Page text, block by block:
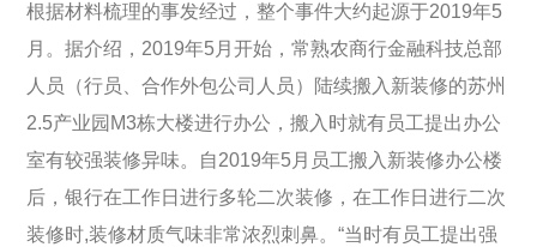
根据材料梳理的事发经过，整个事件大约起源于2019年5
月。据介绍，2019年5月开始，常熟农商行金融科技总部
人员（行员、合作外包公司人员）陆续搬入新装修的苏州
2.5产业园M3栋大楼进行办公，搬入时就有员工提出办公
室有较强装修异味。自2019年5月员工搬入新装修办公楼
后，银行在工作日进行多轮二次装修，在工作日进行二次
装修时,装修材质气味非常浓烈刺鼻。“当时有员工提出强